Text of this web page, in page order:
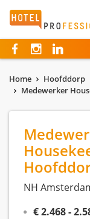
Home
Hoofddorp
Medewerker
NH
€ 2.468 -